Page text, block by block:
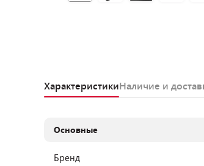
ХарактеристикиНаличие и
Основные
Бренд